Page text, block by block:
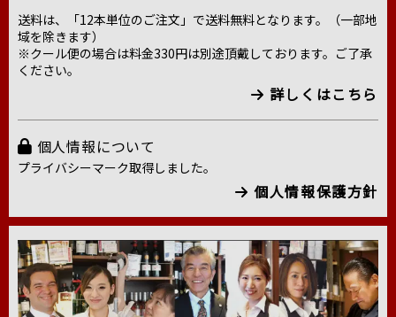
送料は、「12本単位のご注文」で送料無料となります。（一部地
域を除きます）
※クール便の場合は料金330円は別途頂戴しております。ご了承
ください。
詳しくはこちら
個人情報について
プライバシーマーク取得しました。
個人情報保護方針